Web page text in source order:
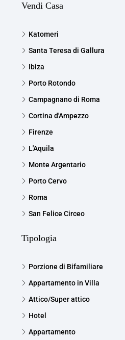
Vendi Casa
Katomeri
Santa Teresa di Gallura
Ibiza
Porto Rotondo
Campagnano di Roma
Cortina d'Ampezzo
Firenze
L'Aquila
Monte Argentario
Porto Cervo
Roma
San Felice Circeo
Tipologia
Porzione di Bifamiliare
Appartamento in Villa
Attico/Super attico
Hotel
Appartamento